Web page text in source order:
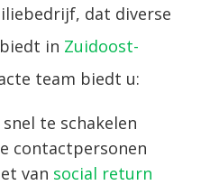
dat diverse
in Zuidoost-
team biedt u:
te schakelen
contactpersonen
van social return